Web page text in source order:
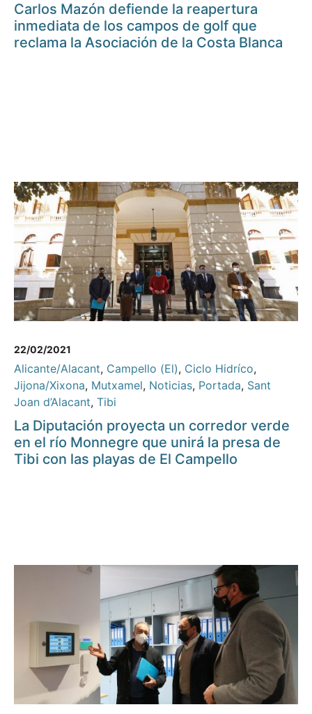
Carlos Mazón defiende la reapertura
inmediata de los campos de golf que
reclama la Asociación de la Costa Blanca
22/02/2021
Alicante/Alacant, Campello (El), Ciclo Hidríco,
Jijona/Xixona, Mutxamel, Noticias, Portada, Sant
Joan d’Alacant, Tibi
La Diputación proyecta un corredor verde
en el río Monnegre que unirá la presa de
Tibi con las playas de El Campello